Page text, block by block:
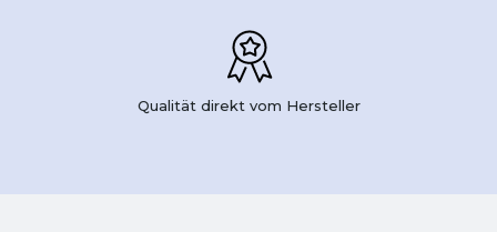
Qualität direkt vom Hersteller